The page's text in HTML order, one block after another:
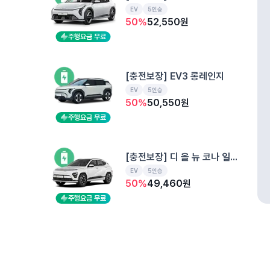
주행요금 무료
EV 5인승
50%52,550원
주행요금 무료
[충전보장] EV3 롱레인지
EV 5인승
50%50,550원
주행요금 무료
[충전보장] 디 올 뉴 코나 일렉트릭 롱
EV 5인승
50%49,460원